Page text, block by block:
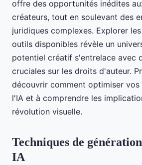
offre des opportunités inédites
créateurs, tout en soulevant des
juridiques complexes. Explorer
outils disponibles révèle un
potentiel créatif s'entrelace avec
cruciales sur les droits d'auteur.
découvrir comment optimiser vos
l'IA et à comprendre les
révolution visuelle.
Techniques de
IA